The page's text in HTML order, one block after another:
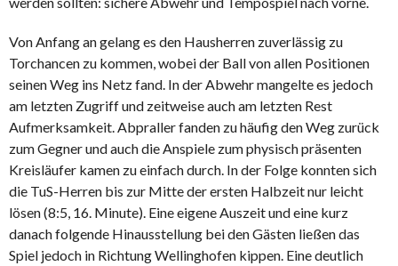
Von Anfang an gelang es den Hausherren zuverlässig zu
Torchancen zu kommen, wobei der Ball von allen Positionen
seinen Weg ins Netz fand. In der Abwehr mangelte es jedoch
am letzten Zugriff und zeitweise auch am letzten Rest
Aufmerksamkeit. Abpraller fanden zu häufig den Weg zurück
zum Gegner und auch die Anspiele zum physisch präsenten
Kreisläufer kamen zu einfach durch. In der Folge konnten sich
die TuS-Herren bis zur Mitte der ersten Halbzeit nur leicht
lösen (8:5, 16. Minute). Eine eigene Auszeit und eine kurz
danach folgende Hinausstellung bei den Gästen ließen das
Spiel jedoch in Richtung Wellinghofen kippen. Eine deutlich